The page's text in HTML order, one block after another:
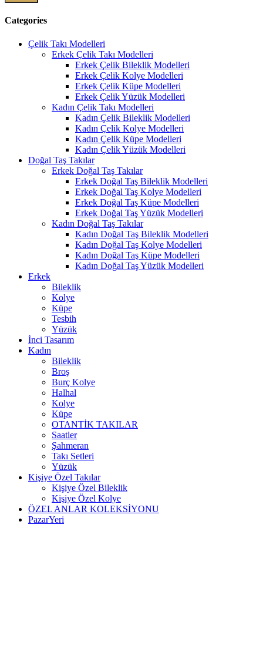
Categories
Çelik Takı Modelleri
Erkek Çelik Takı Modelleri
Erkek Çelik Bileklik Modelleri
Erkek Çelik Kolye Modelleri
Erkek Çelik Küpe Modelleri
Erkek Çelik Yüzük Modelleri
Kadın Çelik Takı Modelleri
Kadın Çelik Bileklik Modelleri
Kadın Çelik Kolye Modelleri
Kadın Çelik Küpe Modelleri
Kadın Çelik Yüzük Modelleri
Doğal Taş Takılar
Erkek Doğal Taş Takılar
Erkek Doğal Taş Bileklik Modelleri
Erkek Doğal Taş Kolye Modelleri
Erkek Doğal Taş Küpe Modelleri
Erkek Doğal Taş Yüzük Modelleri
Kadın Doğal Taş Takılar
Kadın Doğal Taş Bileklik Modelleri
Kadın Doğal Taş Kolye Modelleri
Kadın Doğal Taş Küpe Modelleri
Kadın Doğal Taş Yüzük Modelleri
Erkek
Bileklik
Kolye
Küpe
Tesbih
Yüzük
İnci Tasarım
Kadın
Bileklik
Broş
Burç Kolye
Halhal
Kolye
Küpe
OTANTİK TAKILAR
Saatler
Şahmeran
Takı Setleri
Yüzük
Kişiye Özel Takılar
Kişiye Özel Bileklik
Kişiye Özel Kolye
ÖZEL ANLAR KOLEKSİYONU
PazarYeri